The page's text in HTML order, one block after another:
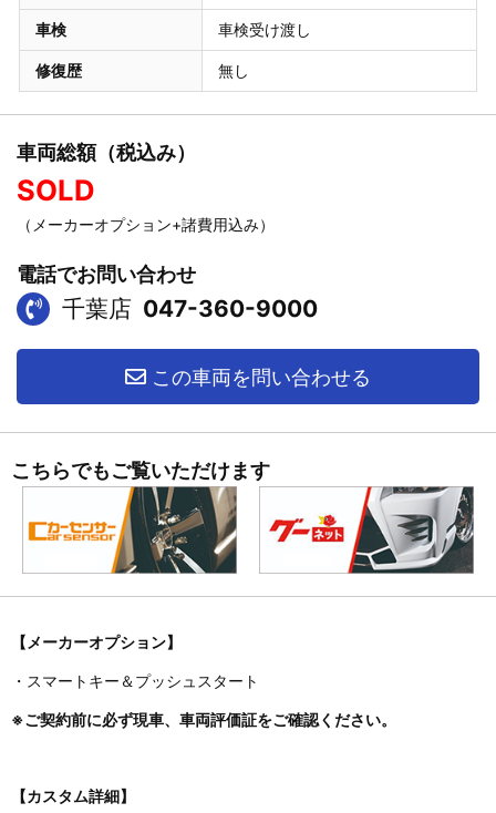
車検 車検受け渡し
修復歴 無し
車両総額（税込み）
SOLD
（メーカーオプション+諸費用込み）
電話でお問い合わせ
千葉店 047-360-9000
この車両を問い合わせる
こちらでもご覧いただけます
【メーカーオプション】
・スマートキー＆プッシュスタート
※ご契約前に必ず現車、車両評価証をご確認ください。
【カスタム詳細】